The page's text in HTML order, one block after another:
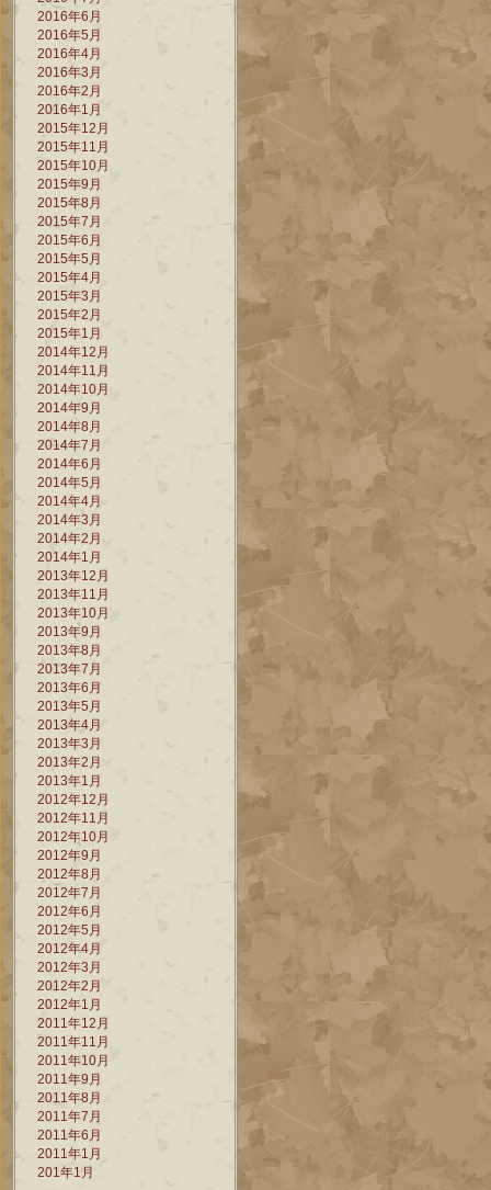
2016年6月
2016年5月
2016年4月
2016年3月
2016年2月
2016年1月
2015年12月
2015年11月
2015年10月
2015年9月
2015年8月
2015年7月
2015年6月
2015年5月
2015年4月
2015年3月
2015年2月
2015年1月
2014年12月
2014年11月
2014年10月
2014年9月
2014年8月
2014年7月
2014年6月
2014年5月
2014年4月
2014年3月
2014年2月
2014年1月
2013年12月
2013年11月
2013年10月
2013年9月
2013年8月
2013年7月
2013年6月
2013年5月
2013年4月
2013年3月
2013年2月
2013年1月
2012年12月
2012年11月
2012年10月
2012年9月
2012年8月
2012年7月
2012年6月
2012年5月
2012年4月
2012年3月
2012年2月
2012年1月
2011年12月
2011年11月
2011年10月
2011年9月
2011年8月
2011年7月
2011年6月
2011年1月
201年1月